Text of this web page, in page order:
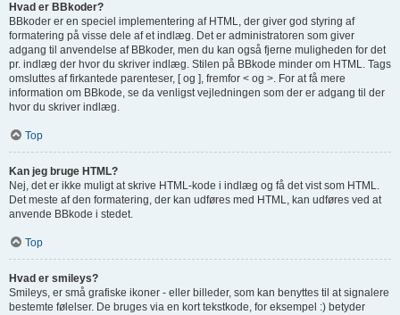
Hvad er BBkoder?
BBkoder er en speciel implementering af HTML, der giver god styring af
formatering på visse dele af et indlæg. Det er administratoren som giver
adgang til anvendelse af BBkoder, men du kan også fjerne muligheden for det
pr. indlæg der hvor du skriver indlæg. Stilen på BBkode minder om HTML. Tags
omsluttes af firkantede parenteser, [ og ], fremfor < og >. For at få mere
information om BBkode, se da venligst vejledningen som der er adgang til der
hvor du skriver indlæg.
Top
Kan jeg bruge HTML?
Nej, det er ikke muligt at skrive HTML-kode i indlæg og få det vist som HTML.
Det meste af den formatering, der kan udføres med HTML, kan udføres ved at
anvende BBkode i stedet.
Top
Hvad er smileys?
Smileys, er små grafiske ikoner - eller billeder, som kan benyttes til at signalere
bestemte følelser. De bruges via en kort tekstkode, for eksempel :) betyder